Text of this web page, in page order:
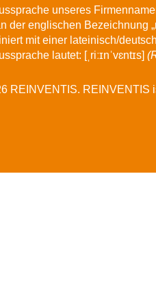
unseres
der englischen Bezeichnung
mit einer lateinisch/
lautet: [ˌriːɪnˈvɛntɪs]
REINVENTIS. REINVENTIS